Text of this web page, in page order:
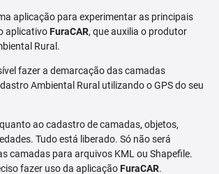
aplicação para experimentar as principais
aplicativoFuraCAR, que auxilia o produtor
Rural.
fazer a demarcação das camadas
Ambiental Rural utilizando o GPS do seu
ao cadastro de camadas, objetos,
Tudo está liberado. Só não será
camadas para arquivos KML ou Shapefile.
fazer uso da aplicaçãoFuraCAR.